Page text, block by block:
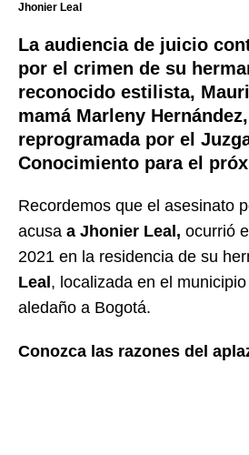
Jhonier Leal
La audiencia de juicio
por el crimen de su
reconocido estilista,
mamá Marleny
reprogramada por el
Conocimiento para el
Recordemos que el asesinato
acusa a Jhonier Leal, ocurrió
2021 en la residencia de su
Leal , localizada en el
aledaño a Bogotá.
Conozca las razones del